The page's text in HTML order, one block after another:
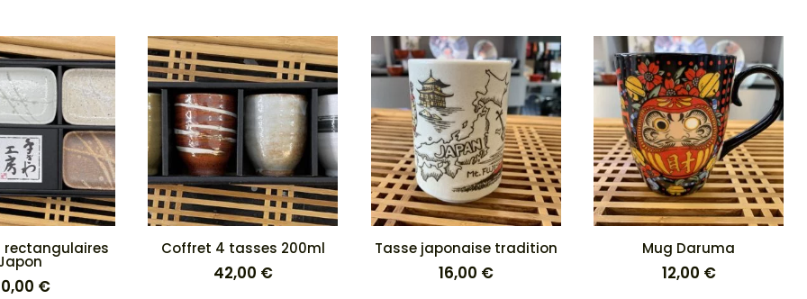
rectangulaires
€
Coffret 4 tasses 200ml
42,00 €
Tasse japonaise tradition
16,00 €
Mug Daruma
12,00 €